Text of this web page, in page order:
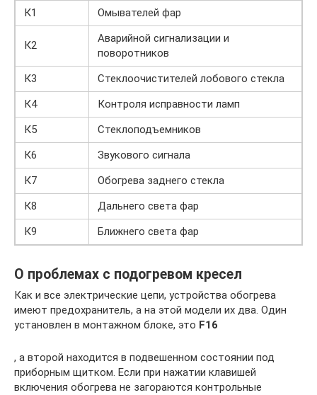
К1 Омывателей фар
К2
Аварийной сигнализации и
поворотников
К3
Стеклоочистителей лобового стекла
К4
Контроля исправности ламп
К5
Стеклоподъемников
К6
Звукового сигнала
К7
Обогрева заднего стекла
К8
Дальнего света фар
К9
Ближнего света фар
О проблемах с подогревом кресел
Как и все электрические цепи, устройства обогрева
имеют предохранитель, а на этой модели их два. Один
установлен в монтажном блоке, это F16
, а второй находится в подвешенном состоянии под
приборным щитком. Если при нажатии клавишей
включения обогрева не загораются контрольные